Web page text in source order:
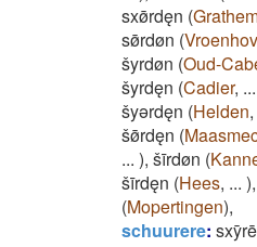
sxø̄rdęn (
sø̄rdøn (
šyrdøn (Oud-
šyrdęn (Cadier, ...
šyǝrdęn (Helden,
šø̄rdęn (
... ), šīrdøn (
šīrdęn (Hees, ... ),
(Mopertingen),
schuurere: